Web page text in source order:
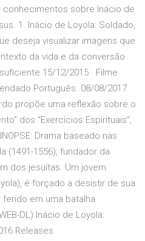
sobre Inácio de
1. Inácio de Loyola: Soldado,
deseja visualizar imagens que
da vida e da conversão
15/12/2015 · Filme
Português. 08/08/2017 ·
propõe uma reflexão sobre o
dos “Exercícios Espirituais”,
Drama baseado nas
(1491-1556), fundador da
dos jesuítas. Um jovem
é forçado a desistir de sua
em uma batalha.
DL) Inácio de Loyola:
Releases